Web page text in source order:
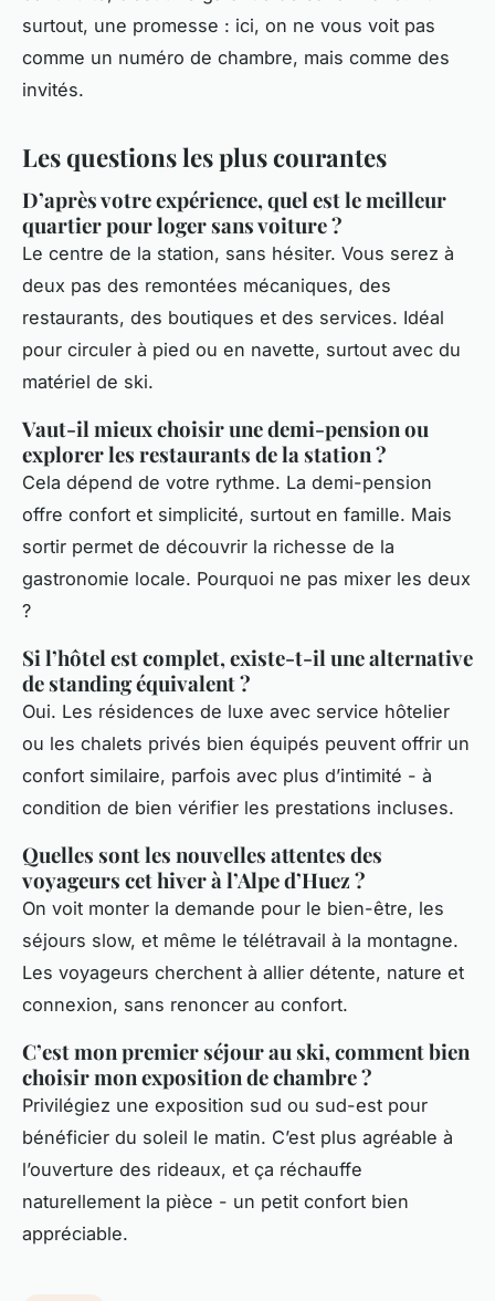
surtout, une promesse : ici, on ne vous voit pas
comme un numéro de chambre, mais comme des
invités.
Les questions les plus courantes
D’après votre expérience, quel est le meilleur
quartier pour loger sans voiture ?
Le centre de la station, sans hésiter. Vous serez à
deux pas des remontées mécaniques, des
restaurants, des boutiques et des services. Idéal
pour circuler à pied ou en navette, surtout avec du
matériel de ski.
Vaut-il mieux choisir une demi-pension ou
explorer les restaurants de la station ?
Cela dépend de votre rythme. La demi-pension
offre confort et simplicité, surtout en famille. Mais
sortir permet de découvrir la richesse de la
gastronomie locale. Pourquoi ne pas mixer les deux
?
Si l’hôtel est complet, existe-t-il une alternative
de standing équivalent ?
Oui. Les résidences de luxe avec service hôtelier
ou les chalets privés bien équipés peuvent offrir un
confort similaire, parfois avec plus d’intimité - à
condition de bien vérifier les prestations incluses.
Quelles sont les nouvelles attentes des
voyageurs cet hiver à l’Alpe d’Huez ?
On voit monter la demande pour le bien-être, les
séjours slow, et même le télétravail à la montagne.
Les voyageurs cherchent à allier détente, nature et
connexion, sans renoncer au confort.
C’est mon premier séjour au ski, comment bien
choisir mon exposition de chambre ?
Privilégiez une exposition sud ou sud-est pour
bénéficier du soleil le matin. C’est plus agréable à
l’ouverture des rideaux, et ça réchauffe
naturellement la pièce - un petit confort bien
appréciable.